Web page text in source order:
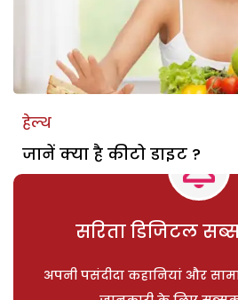
हेल्थ
जानें क्या है कीटो डाइट ?
सरिता डिजिटल
अपनी पसंदीदा कहानियां और